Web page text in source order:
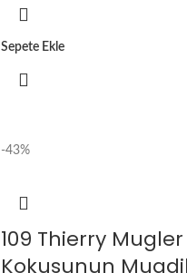
Sepete Ekle
-43%
109 Thierry
Kokusunun